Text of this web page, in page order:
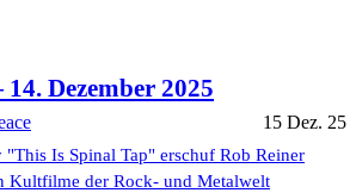
Dezember 2025
15 Dez. 25
Is Spinal Tap" erschuf Rob Reiner
Kultfilme der Rock- und Metalwelt